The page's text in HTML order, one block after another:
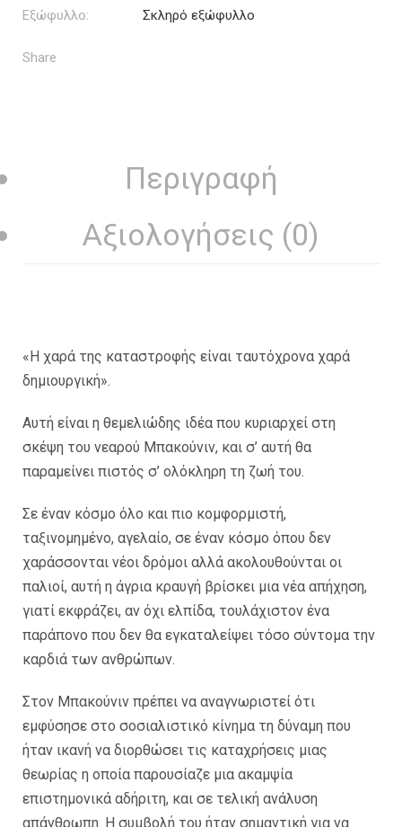
Εξώφυλλο: Σκληρό εξώφυλλο
Share
Περιγραφή
Αξιολογήσεις (0)
«Η χαρά της καταστροφής είναι ταυτόχρονα χαρά
δημιουργική».
Αυτή είναι η θεμελιώδης ιδέα που κυριαρχεί στη
σκέψη του νεαρού Μπακούνιν, και σ’ αυτή θα
παραμείνει πιστός σ’ ολόκληρη τη ζωή του.
Σε έναν κόσμο όλο και πιο κομφορμιστή,
ταξινομημένο, αγελαίο, σε έναν κόσμο όπου δεν
χαράσσονται νέοι δρόμοι αλλά ακολουθούνται οι
παλιοί, αυτή η άγρια κραυγή βρίσκει μια νέα απήχηση,
γιατί εκφράζει, αν όχι ελπίδα, τουλάχιστον ένα
παράπονο που δεν θα εγκαταλείψει τόσο σύντομα την
καρδιά των ανθρώπων.
Στον Μπακούνιν πρέπει να αναγνωριστεί ότι
εμφύσησε στο σοσιαλιστικό κίνημα τη δύναμη που
ήταν ικανή να διορθώσει τις καταχρήσεις μιας
θεωρίας η οποία παρουσίαζε μια ακαμψία
επιστημονικά αδήριτη, και σε τελική ανάλυση
απάνθρωπη. Η συμβολή του ήταν σημαντική για να